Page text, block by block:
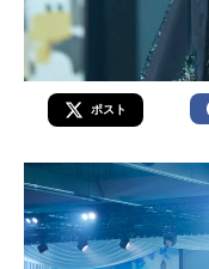
ポスト